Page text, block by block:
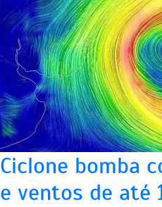
Ciclone bomba
e ventos de até